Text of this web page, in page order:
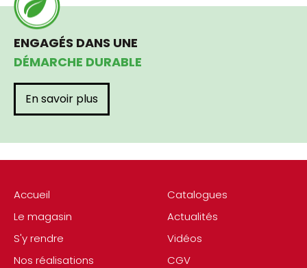
Accueil
Le magasin
S'y rendre
Nos réalisations
Catalogues
Actualités
Vidéos
CGV
ENGAGÉS DANS UNE
DÉMARCHE DURABLE
En savoir plus